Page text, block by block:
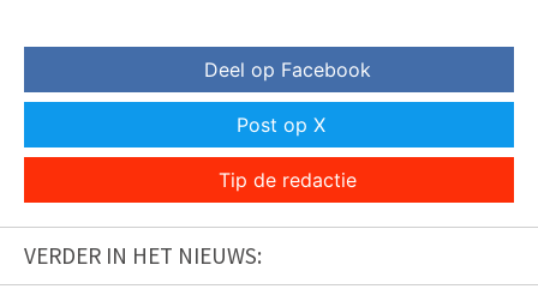
Deel op Facebook
Post op X
Tip de redactie
VERDER IN HET NIEUWS: